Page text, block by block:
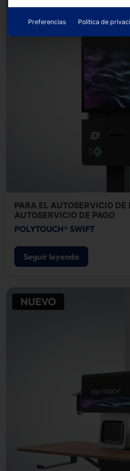
PARA EL AUTOSERVICIO DE
AUTOSERVICIO DE PAGO
POLYTOUCH® SWIFT
Seguir leyendo
NUEVO
Preferencias Política de